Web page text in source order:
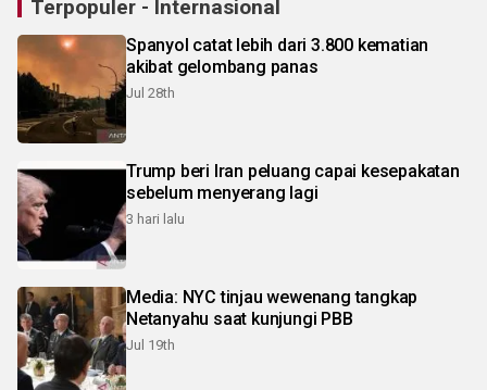
Terpopuler - Internasional
Spanyol catat lebih dari 3.800 kematian
akibat gelombang panas
Jul 28th
Trump beri Iran peluang capai kesepakatan
sebelum menyerang lagi
3 hari lalu
Media: NYC tinjau wewenang tangkap
Netanyahu saat kunjungi PBB
Jul 19th